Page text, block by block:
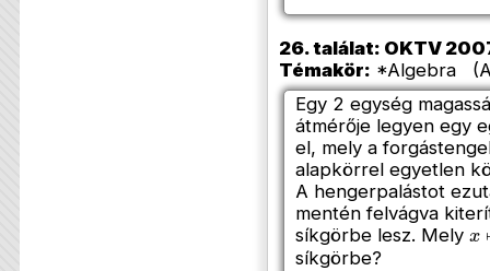
26. találat: OKTV
Témakör: *Algebra
Egy 2 egység
átmérője legyen egy
el, mely a
alapkörrel egyetlen
A hengerpalástot
mentén felvágva
síkgörbe lesz. Mely x
síkgörbe?